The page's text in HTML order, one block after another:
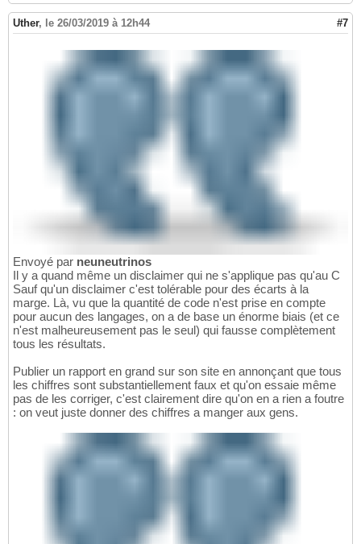
Uther, le 26/03/2019 à 12h44 #7
Envoyé par neuneutrinos
Il y a quand même un disclaimer qui ne s'applique pas qu'au C
Sauf qu'un disclaimer c'est tolérable pour des écarts à la
marge. Là, vu que la quantité de code n'est prise en compte
pour aucun des langages, on a de base un énorme biais (et ce
n'est malheureusement pas le seul) qui fausse complètement
tous les résultats.
Publier un rapport en grand sur son site en annonçant que tous
les chiffres sont substantiellement faux et qu'on essaie même
pas de les corriger, c'est clairement dire qu'on en a rien a foutre
: on veut juste donner des chiffres a manger aux gens.